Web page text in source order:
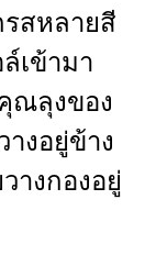
สหลายสี
เข้ามา
ณลุงของ
างอยู่ข้าง
างกองอยู่